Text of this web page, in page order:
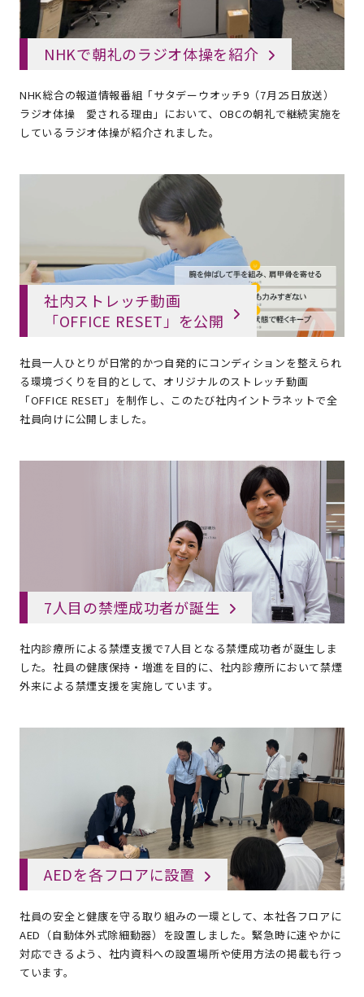
NHKで朝礼のラジオ体操を紹介
NHK総合の報道情報番組「サタデーウオッチ9（7月25日放送）
ラジオ体操 愛される理由」において、OBCの朝礼で継続実施を
しているラジオ体操が紹介されました。
社内ストレッチ動画
「OFFICE RESET」を公開
社員一人ひとりが日常的かつ自発的にコンディションを整えられ
る環境づくりを目的として、オリジナルのストレッチ動画
「OFFICE RESET」を制作し、このたび社内イントラネットで全
社員向けに公開しました。
7人目の禁煙成功者が誕生
社内診療所による禁煙支援で7人目となる禁煙成功者が誕生しま
した。社員の健康保持・増進を目的に、社内診療所において禁煙
外来による禁煙支援を実施しています。
AEDを各フロアに設置
社員の安全と健康を守る取り組みの一環として、本社各フロアに
AED（自動体外式除細動器）を設置しました。緊急時に速やかに
対応できるよう、社内資料への設置場所や使用方法の掲載も行っ
ています。